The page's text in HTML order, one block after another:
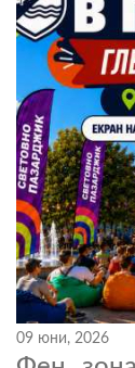
09 юни, 2026